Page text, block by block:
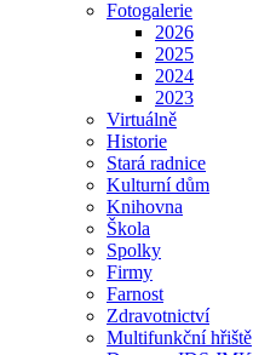
Fotogalerie
2026
2025
2024
2023
Virtuálně
Historie
Stará radnice
Kulturní dům
Knihovna
Škola
Spolky
Firmy
Farnost
Zdravotnictví
Multifunkční hřiště